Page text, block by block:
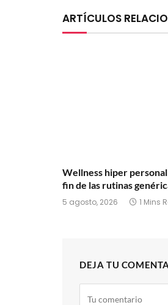
ARTÍCULOS
Wellness hiper
fin de las rutinas
5 agosto, 2026 1 Mins
DEJA TU